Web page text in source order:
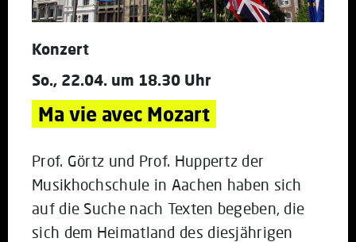
Konzert
So., 22.04. um 18.30 Uhr
Ma vie avec Mozart
Prof. Görtz und Prof. Huppertz der
Musikhochschule in Aachen haben sich
auf die Suche nach Texten begeben, die
sich dem Heimatland des diesjährigen